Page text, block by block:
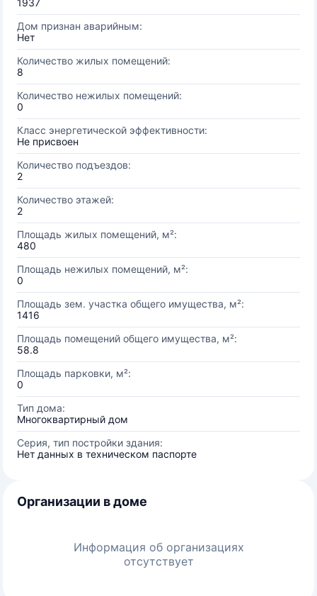
1937
Дом признан аварийным:
Нет
Количество жилых помещений:
8
Количество нежилых помещений:
0
Класс энергетической эффективности:
Не присвоен
Количество подъездов:
2
Количество этажей:
2
Площадь жилых помещений, м²:
480
Площадь нежилых помещений, м²:
0
Площадь зем. участка общего имущества, м²:
1416
Площадь помещений общего имущества, м²:
58.8
Площадь парковки, м²:
0
Тип дома:
Многоквартирный дом
Серия, тип постройки здания:
Нет данных в техническом паспорте
Организации в доме
Информация об организациях
отсутствует